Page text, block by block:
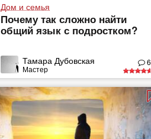
Дом и семья
Почему так сложно найти
общий язык с подростком?
Тамара Дубовская
Мастер
6